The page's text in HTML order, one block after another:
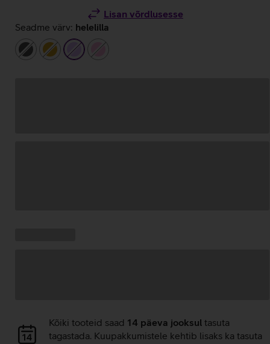
Lisan võrdlusesse
Seadme värv: helelilla
tumehallkuldnehelelillaheleroosa
Andmete
laadimine
Kõiki tooteid saad 14 päeva jooksul tasuta
tagastada. Kuupakkumistele kehtib lisaks ka tasuta